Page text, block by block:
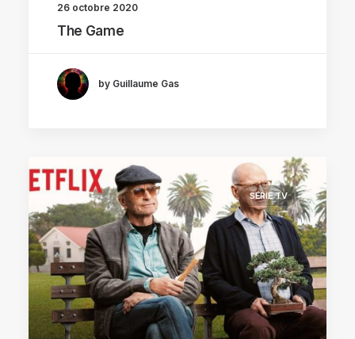
26 octobre 2020
The Game
by Guillaume Gas
SÉRIE TV